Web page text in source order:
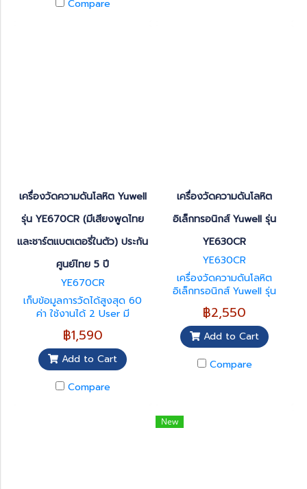
ล่าสุด
Compare
เครื่องวัดความดันโลหิต Yuwell
รุ่น YE670CR (มีเสียงพูดไทย
และชาร์ตแบตเตอรี่ในตัว) ประกัน
ศูนย์ไทย 5 ปี
YE670CR
เก็บข้อมูลการวัดได้สูงสุด 60
ค่า ใช้งานได้ 2 User มี
Bluetooth สามารถ เชื่อมต่อ
ผ่าน Application ได้ผ้าพันแขน
ขนาด 18-36 ซม. มีเสียงพูด
ภาษาไทยแจ้งขั้นตอนและผลการ
ตรวจวัดปรับระดับเสียงได้ 5
ระดับ สามารถเรียกดูค่าความดัน
฿1,590
Add to Cart
Compare
เครื่องวัดความดันโลหิต
อิเล็กทรอนิกส์ Yuwell รุ่น
YE630CR
YE630CR
เครื่องวัดความดันโลหิต
อิเล็กทรอนิกส์ Yuwell รุ่น
YE630CR วัดได้ทั้งความดัน
และชีพจร รองรับรอบวงแขน
22–36 ซม. บันทึกผลย้อนหลัง
ได้ 50 ครั้ง แม่นยำสูง คลาด
เคลื่อนเพียง ±3 mmHg ใช้งาน
ได้ทั้งแบตเตอรี่ลิเธียมและอะแด
ปกติ มาพร้อมการรับประกันนาน
฿2,550
Add to Cart
Compare
New